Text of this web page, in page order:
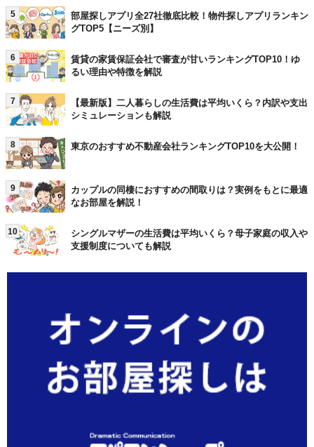
5
部屋探しアプリ全27社徹底比較！物件探しアプリランキン
グTOP5【ニーズ別】
6
賃貸の家賃保証会社で審査が甘いランキングTOP10！ゆ
るい理由や特徴を解説
7
【最新版】二人暮らしの生活費は平均いくら？内訳や支出
シミュレーションも解説
8 東京のおすすめ不動産会社ランキングTOP10を大公開！
9
カップルの同棲におすすめの間取りは？実例をもとに最適
なお部屋を解説！
10
シングルマザーの生活費は平均いくら？母子家庭の収入や
支援制度についても解説